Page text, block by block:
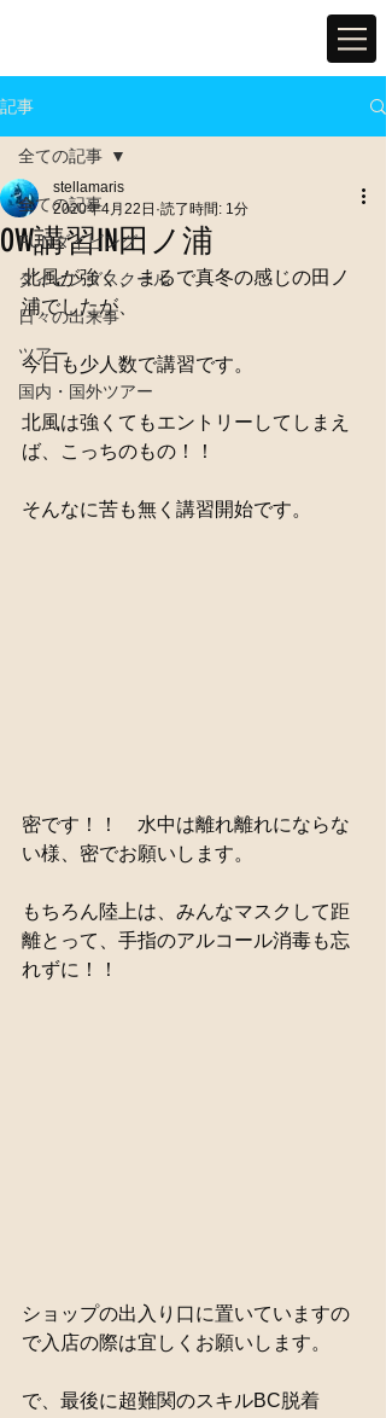
記事
全ての記事
FUNダイビング
ダイビングスクール
日々の出来事
ツアー
国内・国外ツアー
全ての記事
OW講習IN田ノ浦
stellamaris
2020年4月22日 読了時間: 1分
北風が強く、まるで真冬の感じの田ノ
浦でしたが、
今日も少人数で講習です。
北風は強くてもエントリーしてしまえ
ば、こっちのもの！！
そんなに苦も無く講習開始です。
密です！！　水中は離れ離れにならな
い様、密でお願いします。
もちろん陸上は、みんなマスクして距
離とって、手指のアルコール消毒も忘
れずに！！
ショップの出入り口に置いていますの
で入店の際は宜しくお願いします。
で、最後に超難関のスキルBC脱着